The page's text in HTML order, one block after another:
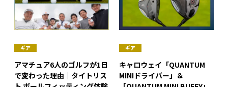
ギア
アマチュア6人のゴルフが1日
で変わった理由｜タイトリス
ギア
キャロウェイ「QUANTUM
MINIドライバー」＆